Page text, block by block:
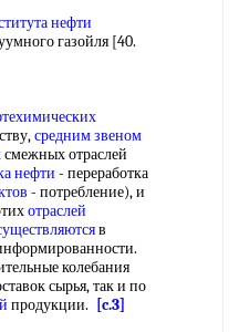
нефти
газойля [40.
средним звеном
смежных отраслей
нефти - переработка
- потребление), и
отраслей
в
колебания
сырья, так и по
продукции.
[c.3]